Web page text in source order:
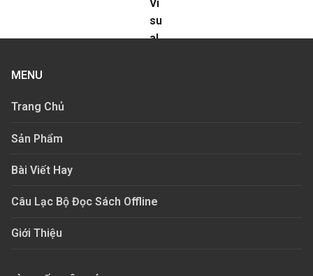
MENU
Trang Chủ
Sản Phẩm
Bài Viết Hay
Câu Lạc Bộ Đọc Sách Offline
Giới Thiệu